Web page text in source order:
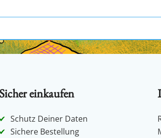
Sicher einkaufen
Schutz Deiner Daten
Sichere Bestellung